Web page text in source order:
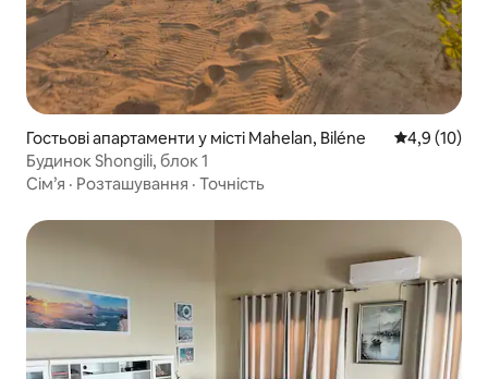
Гостьові апартаменти у місті Mahelan, Biléne Середня
4,9 (10)
Будинок Shongili, блок 1
Сім’я · Розташування · Точність